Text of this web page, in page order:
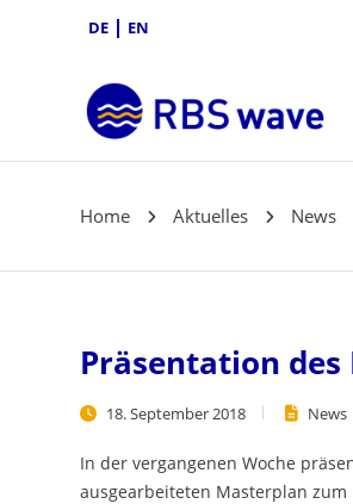
DE EN
Home Aktuelles News
Präsentation
18. September 2018 News
In der vergangenen Woche
ausgearbeiteten Masterplan